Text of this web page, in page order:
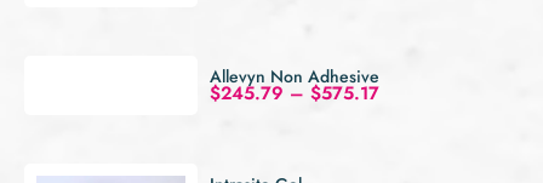
Allevyn Non Adhesive
$245.79 – $575.17